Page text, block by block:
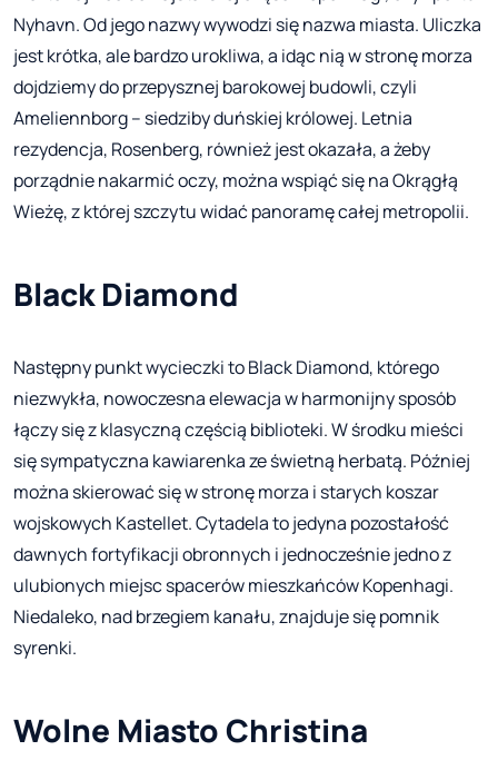
Nyhavn. Od jego nazwy wywodzi się nazwa miasta. Uliczka
jest krótka, ale bardzo urokliwa, a idąc nią w stronę morza
dojdziemy do przepysznej barokowej budowli, czyli
Ameliennborg – siedziby duńskiej królowej. Letnia
rezydencja, Rosenberg, również jest okazała, a żeby
porządnie nakarmić oczy, można wspiąć się na Okrągłą
Wieżę, z której szczytu widać panoramę całej metropolii.
Black Diamond
Następny punkt wycieczki to Black Diamond, którego
niezwykła, nowoczesna elewacja w harmonijny sposób
łączy się z klasyczną częścią biblioteki. W środku mieści
się sympatyczna kawiarenka ze świetną herbatą. Później
można skierować się w stronę morza i starych koszar
wojskowych Kastellet. Cytadela to jedyna pozostałość
dawnych fortyfikacji obronnych i jednocześnie jedno z
ulubionych miejsc spacerów mieszkańców Kopenhagi.
Niedaleko, nad brzegiem kanału, znajduje się pomnik
syrenki.
Wolne Miasto Christina